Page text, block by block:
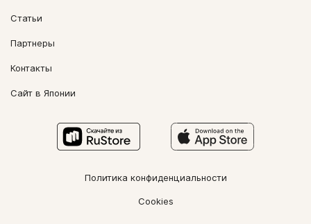
Статьи
Партнеры
Контакты
Сайт в Японии
Политика конфиденциальности
Cookies